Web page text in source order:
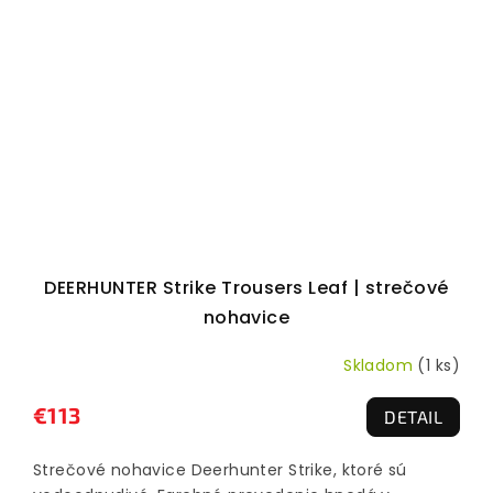
DEERHUNTER Strike Trousers Leaf | strečové
nohavice
Skladom (1 ks)
€113 DETAIL
Strečové nohavice Deerhunter Strike, ktoré sú